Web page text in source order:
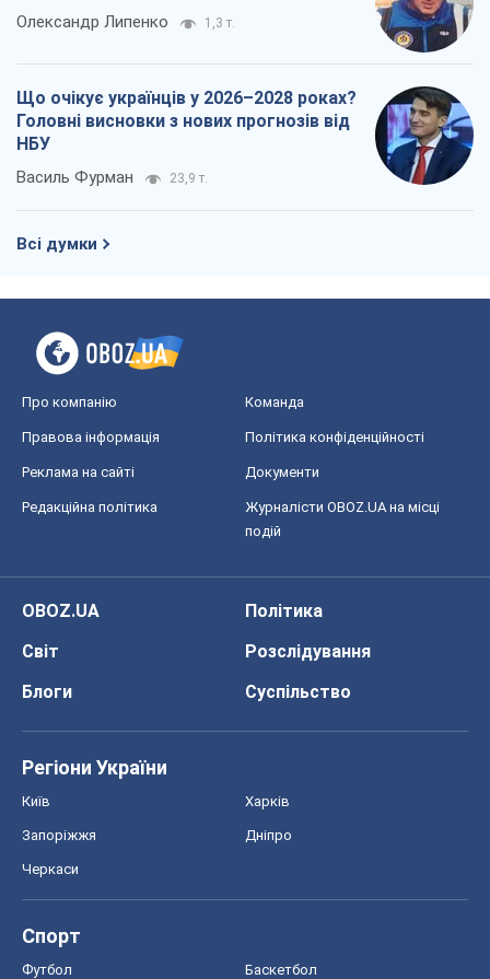
Олександр Липенко 1,3 т.
Що очікує українців у 2026–2028 роках?
Головні висновки з нових прогнозів від
НБУ
Василь Фурман 23,9 т.
Всі думки
Про компанію Команда
Правова інформація Політика конфіденційності
Реклама на сайті Документи
Редакційна політика
Журналісти OBOZ.UA на місці
подій
OBOZ.UA
Політика
Світ
Розслідування
Блоги
Суспільство
Регіони України
Київ Харків
Запоріжжя Дніпро
Черкаси
Спорт
Футбол Баскетбол